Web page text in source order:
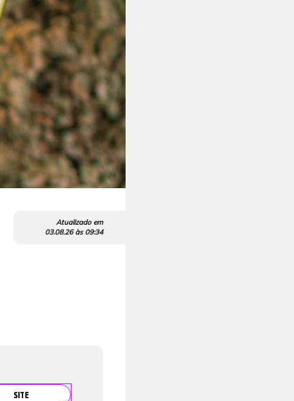
Atualizado em
03.08.26às 09:34
SITE